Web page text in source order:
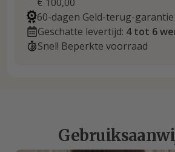
60-dagen Geld-terug-garantie
Geschatte levertijd: 4 tot 6
Snel! Beperkte voorraad